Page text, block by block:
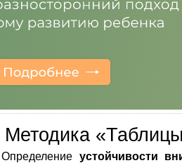
Методика
Определение устойчивости